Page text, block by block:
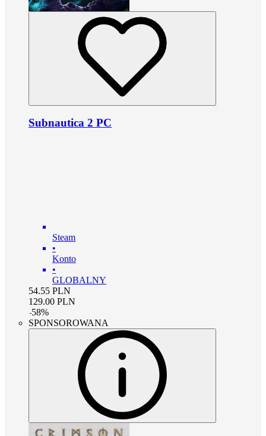
Subnautica 2 PC
Steam
•
Konto
•
GLOBALNY
54.55 PLN
129.00 PLN
-58%
SPONSOROWANA